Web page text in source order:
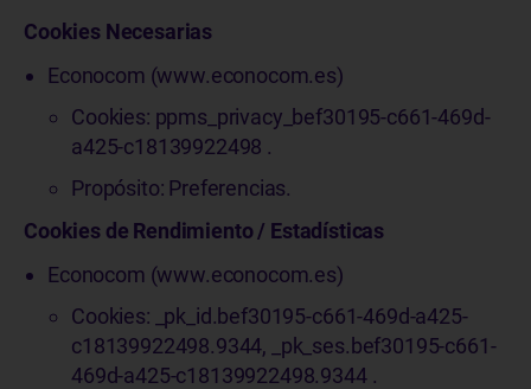
Cookies Necesarias
Econocom (www.econocom.es)
Cookies: ppms_privacy_bef30195-c661-469d-
a425-c18139922498 .
Propósito: Preferencias.
Cookies de Rendimiento / Estadísticas
Econocom (www.econocom.es)
Cookies: _pk_id.bef30195-c661-469d-a425-
c18139922498.9344, _pk_ses.bef30195-c661-
469d-a425-c18139922498.9344 .